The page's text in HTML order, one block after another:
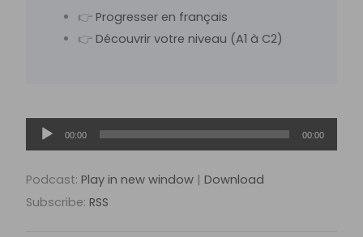
👉 Progresser en français
👉 Découvrir votre niveau (A1 à C2)
Lecteur
audio
00:00 00:00
Podcast:Play in new window |Download
Subscribe:RSS